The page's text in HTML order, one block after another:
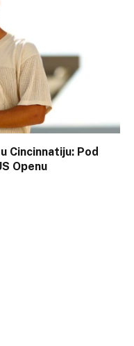
Cincinnatiju: Pod
Openu